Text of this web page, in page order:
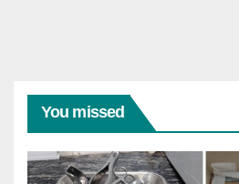
You missed